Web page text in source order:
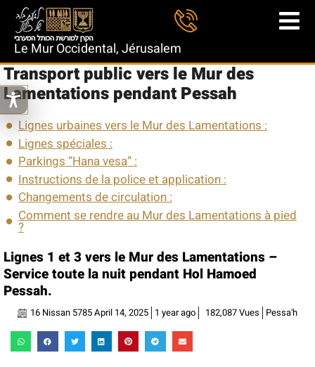
Le Mur Occidental, Jérusalem
Transport public vers le Mur des
Lamentations pendant Pessah
Lignes urbaines vers le Mur des Lamentations :
Lignes spéciales :
Parkings “Hana vesa” :
Instructions de la police et application :
Changements de circulation :
Comment se rendre au Mur des Lamentations à pied
?
Lignes 1 et 3 vers le Mur des Lamentations –
Service toute la nuit pendant Hol Hamoed
Pessah.
16 Nissan 5785 April 14, 2025 1 year ago 182,087 Vues Pessa'h